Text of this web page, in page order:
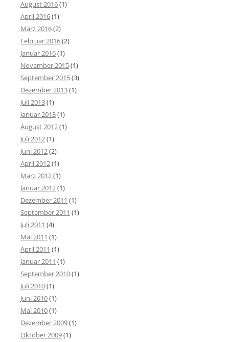
August 2016(1)
April 2016(1)
März 2016(2)
Februar 2016(2)
Januar 2016(1)
November 2015(1)
September 2015(3)
Dezember 2013(1)
Juli 2013(1)
Januar 2013(1)
August 2012(1)
Juli 2012(1)
Juni 2012(2)
April 2012(1)
März 2012(1)
Januar 2012(1)
Dezember 2011 (1)
September 2011 (1)
Juli 2011 (4)
Mai 2011 (1)
April 2011 (1)
Januar 2011 (1)
September 2010(1)
Juli 2010(1)
Juni 2010(1)
Mai 2010(1)
Dezember 2009(1)
Oktober 2009(1)